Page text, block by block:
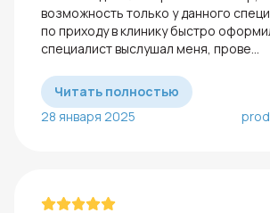
возможность только у данного
по приходу в клинику быстро
специалист выслушал меня, прове...
Читать полностью
28 января 2025